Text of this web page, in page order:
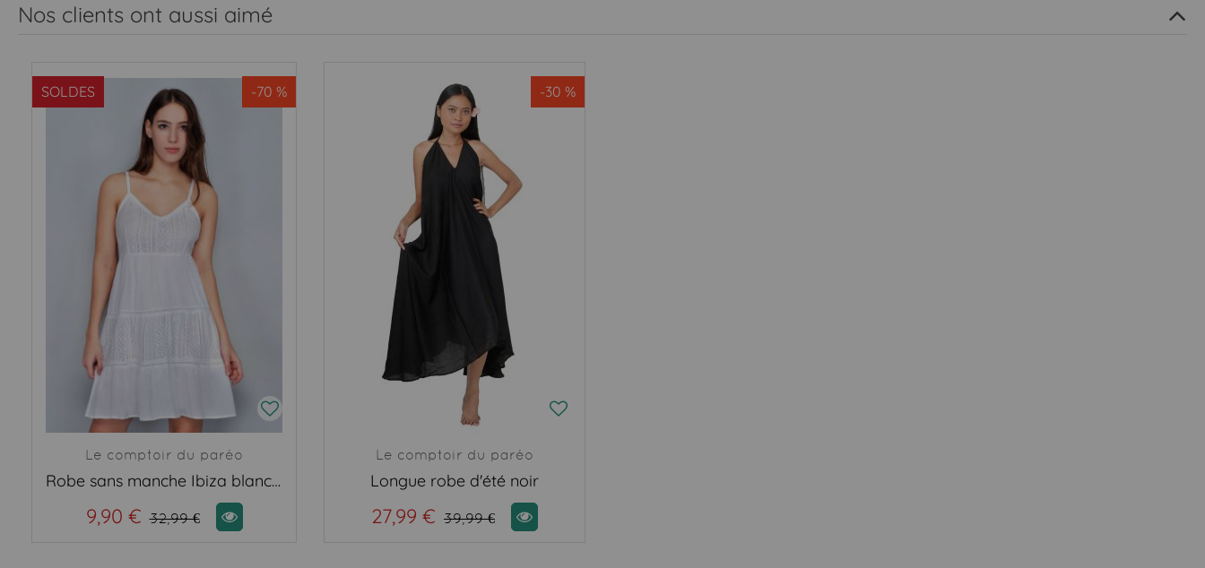
Nos clients ont aussi aimé
SOLDES -70 %
Le comptoir du paréo
Robe sans manche Ibiza blanche
9,90 € 32,99 €
-30 %
Le comptoir du paréo
Longue robe d'été noir
27,99 € 39,99 €